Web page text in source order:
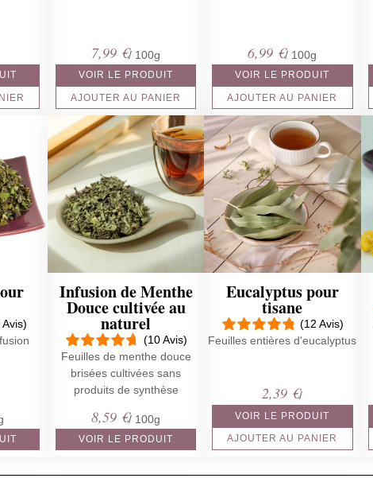
7,99 €/ 100g
VOIR LE PRODUIT
AJOUTER AU PANIER
6,99 €/ 100g
VOIR LE PRODUIT
AJOUTER AU PANIER
Avis)
Infusion de Menthe
Douce cultivée au
naturel
(10 Avis)
Feuilles de menthe douce
brisées cultivées sans
produits de synthèse
8,59 €/ 100g
VOIR LE PRODUIT
Eucalyptus pour
tisane
(12 Avis)
Feuilles entières d'eucalyptus
2,39 €/
VOIR LE PRODUIT
AJOUTER AU PANIER